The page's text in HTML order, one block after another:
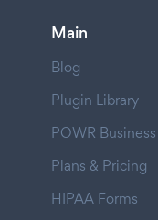
Main
Blog
Plugin Library
POWR Business
Plans & Pricing
HIPAA Forms